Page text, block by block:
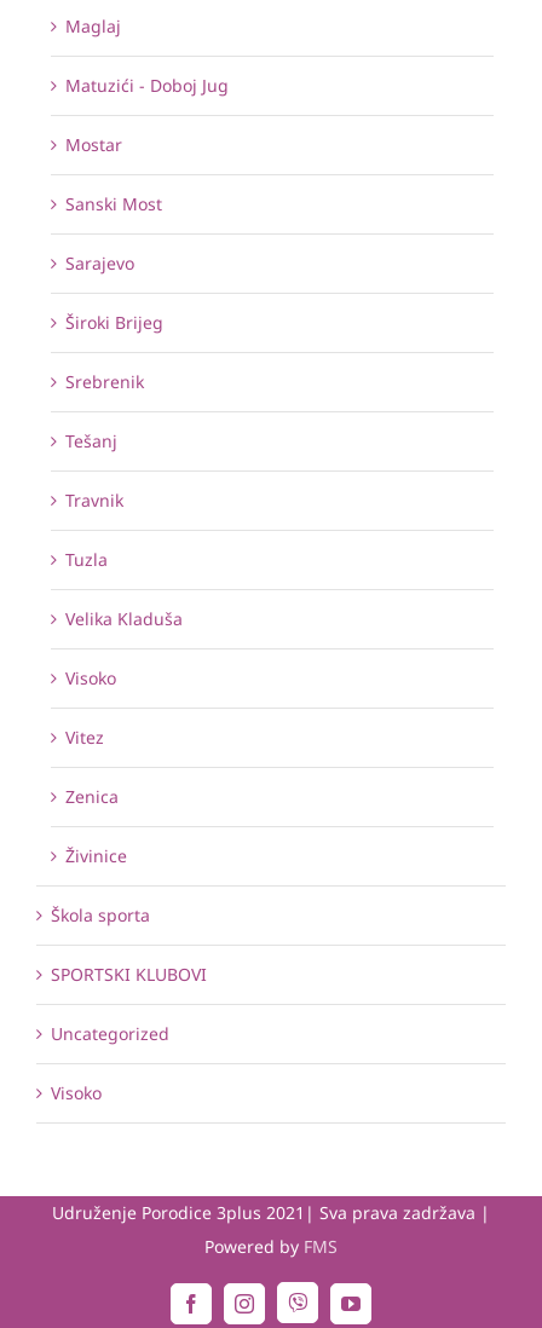
Maglaj
Matuzići - Doboj Jug
Mostar
Sanski Most
Sarajevo
Široki Brijeg
Srebrenik
Tešanj
Travnik
Tuzla
Velika Kladuša
Visoko
Vitez
Zenica
Živinice
Škola sporta
SPORTSKI KLUBOVI
Uncategorized
Visoko
Udruženje Porodice 3plus 2021| Sva prava zadržava |
Powered by FMS
FacebookInstagramViber YouTube